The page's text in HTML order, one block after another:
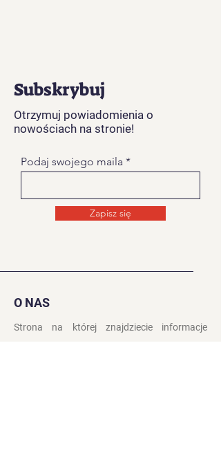
Subskrybuj
Otrzymuj powiadomienia o
nowościach na stronie!
Podaj swojego maila
Zapisz się
O NAS
Strona na której znajdziecie informacje